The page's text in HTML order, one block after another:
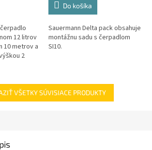
12 litrov
10 metrov a
2
Do košíka
Sauermann Delta pack obsahuje
montážnu sadu s čerpadlom
SI10.
VŠETKY SÚVISIACE PRODUKTY